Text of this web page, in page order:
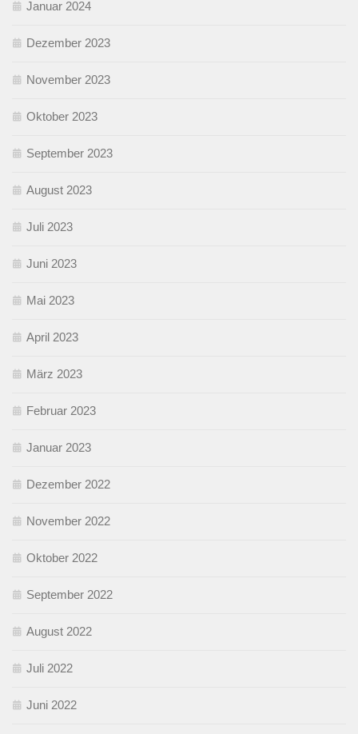
Januar 2024
Dezember 2023
November 2023
Oktober 2023
September 2023
August 2023
Juli 2023
Juni 2023
Mai 2023
April 2023
März 2023
Februar 2023
Januar 2023
Dezember 2022
November 2022
Oktober 2022
September 2022
August 2022
Juli 2022
Juni 2022